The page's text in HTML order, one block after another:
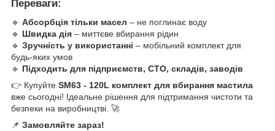
Переваги:
🔹 Абсорбція тільки масел – не поглинає воду
🔹 Швидка дія – миттєве вбирання рідин
🔹 Зручність у використанні – мобільний комплект для
будь-яких умов
🔹 Підходить для підприємств, СТО, складів, заводів
👉 Купуйте SM63 - 120L комплект для вбирання мастила
вже сьогодні! Ідеальне рішення для підтримання чистоти та
безпеки на виробництві. 🚀
📌 Замовляйте зараз!